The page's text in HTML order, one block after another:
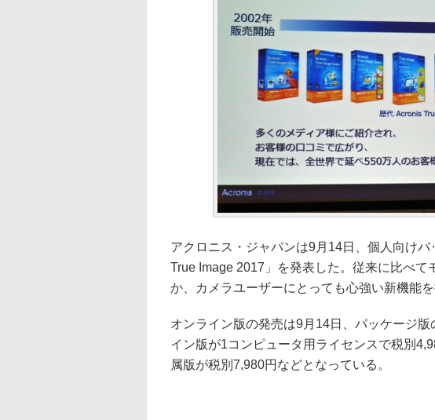
アクロニス・ジャパンは9月14日、個人向け
True Image 2017」を発表した。従来に比べて
か、カメラユーザーにとっても心強い新機能を
オンライン版の発売は9月14日、パッケージ
イン版が1コンピュータ用ライセンスで税別
属版が税別7,980円などとなっている。